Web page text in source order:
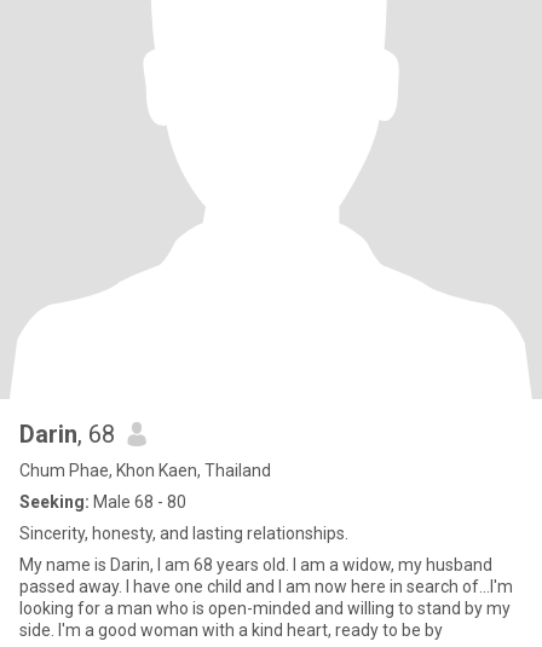
Darin, 68
Chum Phae, Khon Kaen, Thailand
Seeking: Male 68 - 80
Sincerity, honesty, and lasting relationships.
My name is Darin, I am 68 years old. I am a widow, my husband
passed away. I have one child and I am now here in search of...I'm
looking for a man who is open-minded and willing to stand by my
side. I'm a good woman with a kind heart, ready to be by